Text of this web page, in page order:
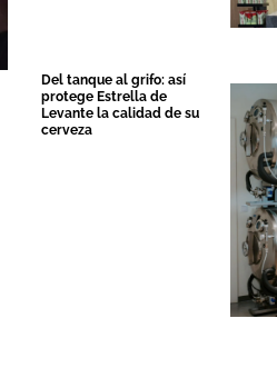
Del tanque al grifo: así
protege Estrella de
Levante la calidad de su
cerveza